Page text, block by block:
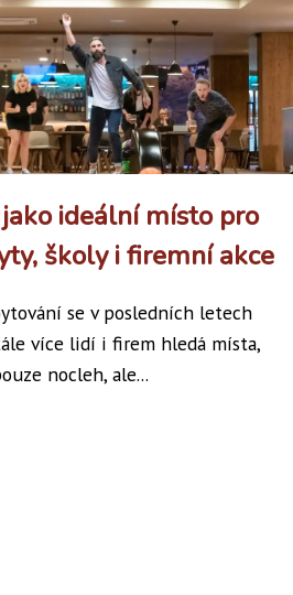
ideální místo pro
školy i firemní akce
se v posledních letech
více lidí i firem hledá místa,
nocleh, ale...